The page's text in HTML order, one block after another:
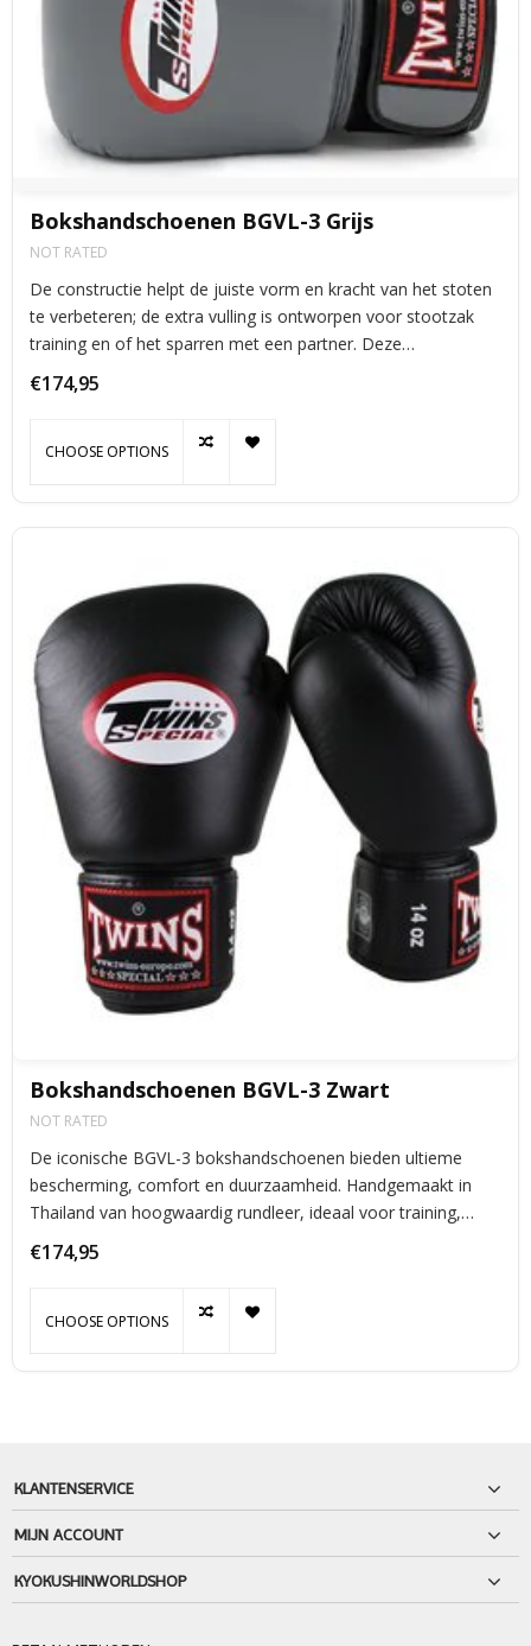
Bokshandschoenen BGVL-3 Grijs
NOT RATED
De constructie helpt de juiste vorm en kracht van het stoten
te verbeteren; de extra vulling is ontworpen voor stootzak
training en of het sparren met een partner. Deze
functionaliteit en duurzaamheid.
€174,95
CHOOSE OPTIONS
Bokshandschoenen BGVL-3 Zwart
NOT RATED
De iconische BGVL-3 bokshandschoenen bieden ultieme
bescherming, comfort en duurzaamheid. Handgemaakt in
Thailand van hoogwaardig rundleer, ideaal voor training,
zakwerk en sparren.
€174,95
CHOOSE OPTIONS
KLANTENSERVICE
MIJN ACCOUNT
KYOKUSHINWORLDSHOP